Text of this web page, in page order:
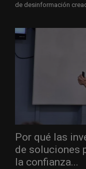
de desinformación
Por qué las
de soluciones
la confianza...